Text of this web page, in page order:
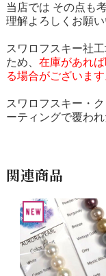
当店では その点も
理解よろしくお願い
スワロフスキー社
ため、 在庫があれ
る場合がございます
スワロフスキー・
ーティングで覆わ
関連商品